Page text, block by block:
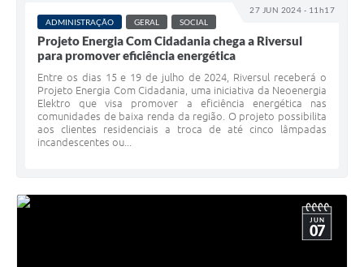
27 JUN 2024 - 11h17
ADMINISTRAÇÃO
GERAL SOCIAL
Projeto Energia Com Cidadania chega a Riversul
para promover eficiência energética
Entre os dias 15 e 19 de julho de 2024, Riversul receberá o
Projeto Energia Com Cidadania, uma iniciativa da Neoenergia
Elektro que visa promover a eficiência energética nas
comunidades de baixa renda da região. O projeto possibilita
aos clientes residenciais a troca de até cinco lâmpadas
incandescentes ou...
JUN
07